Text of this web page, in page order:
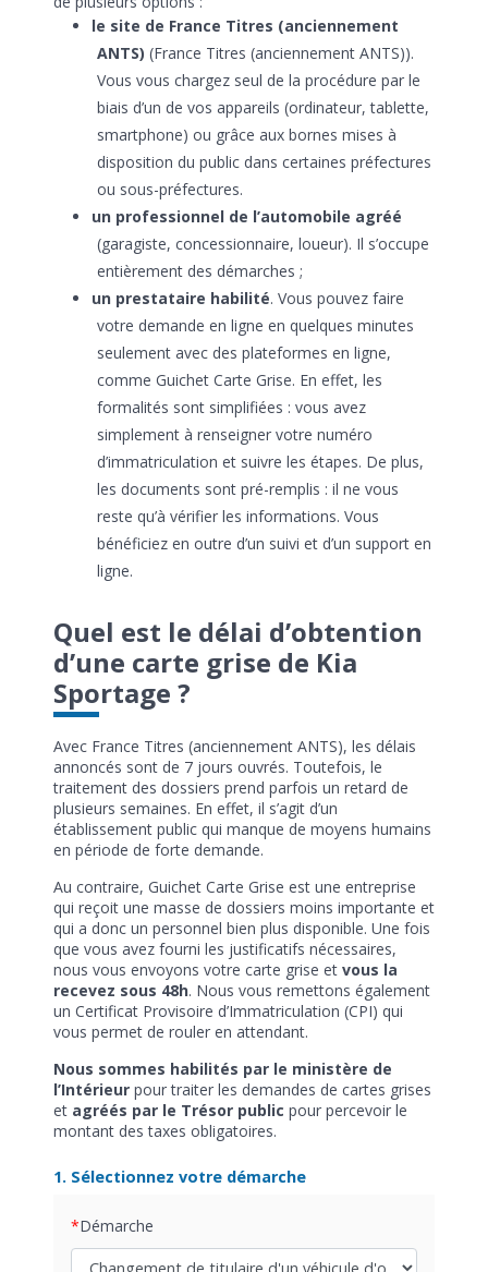
le site de France Titres (anciennement
ANTS) (France Titres (anciennement ANTS)).
Vous vous chargez seul de la procédure par le
biais d’un de vos appareils (ordinateur, tablette,
smartphone) ou grâce aux bornes mises à
disposition du public dans certaines préfectures
ou sous-préfectures.
un professionnel de l’automobile agréé
(garagiste, concessionnaire, loueur). Il s’occupe
entièrement des démarches ;
un prestataire habilité. Vous pouvez faire
votre demande en ligne en quelques minutes
seulement avec des plateformes en ligne,
comme Guichet Carte Grise. En effet, les
formalités sont simplifiées : vous avez
simplement à renseigner votre numéro
d’immatriculation et suivre les étapes. De plus,
les documents sont pré-remplis : il ne vous
reste qu’à vérifier les informations. Vous
bénéficiez en outre d’un suivi et d’un support en
ligne.
Quel est le délai d’obtention
d’une carte grise de Kia
Sportage ?
Avec France Titres (anciennement ANTS), les délais
annoncés sont de 7 jours ouvrés. Toutefois, le
traitement des dossiers prend parfois un retard de
plusieurs semaines. En effet, il s’agit d’un
établissement public qui manque de moyens humains
en période de forte demande.
Au contraire, Guichet Carte Grise est une entreprise
qui reçoit une masse de dossiers moins importante et
qui a donc un personnel bien plus disponible. Une fois
que vous avez fourni les justificatifs nécessaires,
nous vous envoyons votre carte grise et vous la
recevez sous 48h. Nous vous remettons également
un Certificat Provisoire d’Immatriculation (CPI) qui
vous permet de rouler en attendant.
Nous sommes habilités par le ministère de
l’Intérieurpour traiter les demandes de cartes grises
et agréés par le Trésor public pour percevoir le
montant des taxes obligatoires.
1. Sélectionnez votre démarche
Démarche